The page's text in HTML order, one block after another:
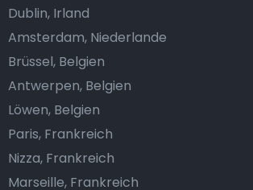
Dublin, Irland
Amsterdam, Niederlande
Brüssel, Belgien
Antwerpen, Belgien
Löwen, Belgien
Paris, Frankreich
Nizza, Frankreich
Marseille, Frankreich